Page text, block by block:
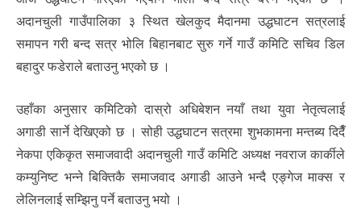
अदानचुली गाउँपालिका ३ स्थित खेलकुद मैदानमा उद्धघाटन सत्रलाई
समापन गरी बन्द सत्र भोलि बिहानबाट सुरु गर्ने गाउँ कमिटि सचिव डिल
बहादुर फडेराले बताउनु भएको छ ।
उहाँका अनुसार कमिटिको दास्रो अधिबेशन नयाँ तथा युवा नेतृत्वलाई
अगाडी सार्ने देखिएको छ । सोही उद्धघाटन सत्रमा शुभकामना मन्तब्य दिदैँ
नेकपा एकिकृत समाजवादी अदानचुली गाउँ कमिटि अध्यक्ष नवराज कार्कीले
कम्युनिष्ट भन्ने बिक्तिकै समाजवाद अगाडी आउने भन्दै एङ्गेज माक्स र
लेलिनलाई सम्झिनु पर्ने बताउनु भयो ।